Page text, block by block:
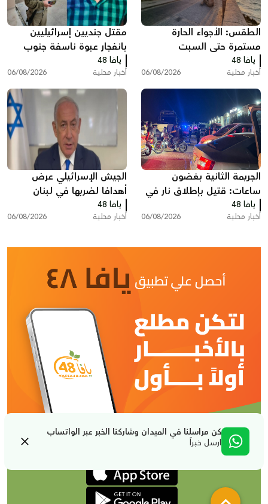
كن مراسلنا في الميدان وشاركنا الخبر عبر الواتساب
ارسل خبراً
الطقس: الأجواء الحارة
مستمرة حتى السبت
يافا 48
أخبار محلية 06/08/2026
مقتل جنديين إسرائيليين
بانفجار عبوة ناسفة جنوب
لبنان
يافا 48
أخبار محلية 06/08/2026
الجريمة الثانية بغضون
ساعات: قتيل بإطلاق نار في
المقيبلة
يافا 48
أخبار محلية 06/08/2026
الجيش الإسرائيلي عرض
أهدافا لضربها في لبنان
ونتنياهو أوقف تنفيذها
خشية الانتقادات الأميركية
يافا 48
أخبار محلية 06/08/2026